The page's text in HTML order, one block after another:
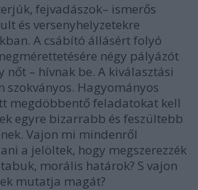
fejvadászok– ismerős
és versenyhelyzetekre
A csábító állásért folyó
négy pályázót
nőt – hívnak be. A kiválasztási
Hagyományos
megdöbbentő feladatokat kell
egyre bizarrabb és feszültebb
Vajon mi mindenről
a jelöltek, hogy megszerezzék
morális határok? S vajon
mutatja magát?